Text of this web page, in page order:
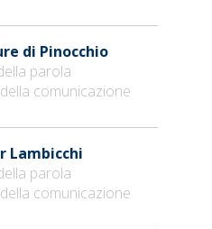
di Pinocchio
parola
comunicazione
Lambicchi
parola
comunicazione